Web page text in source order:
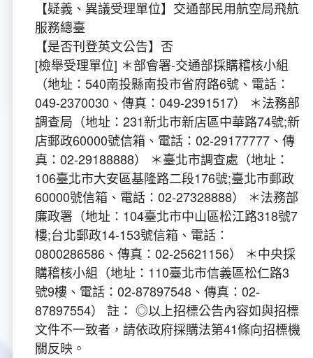
【疑義、異議受理單位】交通部民用航空局飛航
服務總臺
【是否刊登英文公告】否
[檢舉受理單位] ＊部會署-交通部採購稽核小組
（地址：540南投縣南投市省府路6號、電話：
049-2370030、傳真：049-2391517） ＊法務部
調查局（地址：231新北市新店區中華路74號;新
店郵政60000號信箱、電話：02-29177777、傳
真：02-29188888） ＊臺北市調查處（地址：
106臺北市大安區基隆路二段176號;臺北市郵政
60000號信箱、電話：02-27328888） ＊法務部
廉政署（地址：104臺北市中山區松江路318號7
樓;台北郵政14-153號信箱、電話：
0800286586、傳真：02-25621156） ＊中央採
購稽核小組（地址：110臺北市信義區松仁路3
號9樓、電話：02-87897548、傳真：02-
87897554） 註： ◎以上招標公告內容如與招標
文件不一致者，請依政府採購法第41條向招標機
關反映。